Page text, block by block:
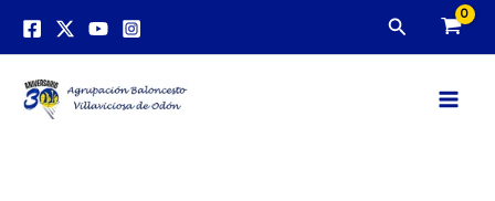
Buscar